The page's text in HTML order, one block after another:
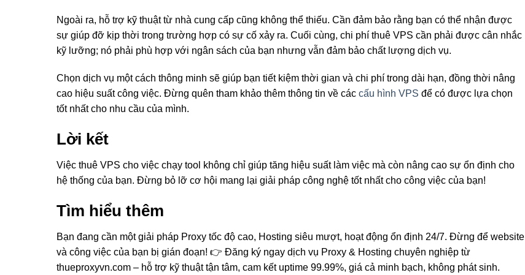
Ngoài ra, hỗ trợ kỹ thuật từ nhà cung cấp cũng không thể thiếu. Cần đảm bảo rằng bạn có thể nhận được
sự giúp đỡ kịp thời trong trường hợp có sự cố xảy ra. Cuối cùng, chi phí thuê VPS cần phải được cân nhắc
kỹ lưỡng; nó phải phù hợp với ngân sách của bạn nhưng vẫn đảm bảo chất lượng dịch vụ.
Chọn dịch vụ một cách thông minh sẽ giúp bạn tiết kiệm thời gian và chi phí trong dài hạn, đồng thời nâng
cao hiệu suất công việc. Đừng quên tham khảo thêm thông tin về các cấu hình VPS để có được lựa chọn
tốt nhất cho nhu cầu của mình.
Lời kết
Việc thuê VPS cho việc chạy tool không chỉ giúp tăng hiệu suất làm việc mà còn nâng cao sự ổn định cho
hệ thống của bạn. Đừng bỏ lỡ cơ hội mang lại giải pháp công nghệ tốt nhất cho công việc của bạn!
Tìm hiểu thêm
Bạn đang cần một giải pháp Proxy tốc độ cao, Hosting siêu mượt, hoạt động ổn định 24/7. Đừng để website
và công việc của bạn bị gián đoạn! 👉 Đăng ký ngay dịch vụ Proxy & Hosting chuyên nghiệp từ
thueproxyvn.com – hỗ trợ kỹ thuật tận tâm, cam kết uptime 99.99%, giá cả minh bạch, không phát sinh.